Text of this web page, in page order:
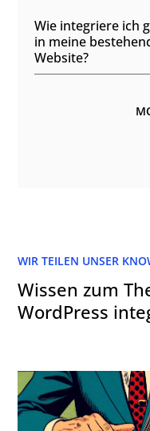
Wie integriere ich
in meine
Website?
WIR TEILEN UNSER
Wissen zum
WordPress